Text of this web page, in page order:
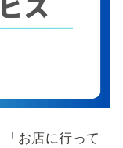
「お店に行って